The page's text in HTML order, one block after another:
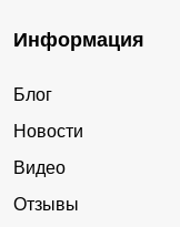
Информация
Блог
Новости
Видео
Отзывы